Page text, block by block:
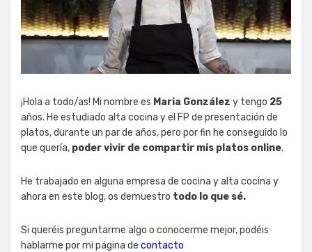
¡Hola a todo/as! Mi nombre es Maria González y tengo 25
años. He estudiado alta cocina y el FP de presentación de
platos, durante un par de años, pero por fin he conseguido lo
que quería, poder vivir de compartir mis platos online.
He trabajado en alguna empresa de cocina y alta cocina y
ahora en este blog, os demuestro todo lo que sé.
Si queréis preguntarme algo o conocerme mejor, podéis
hablarme por mi página de contacto